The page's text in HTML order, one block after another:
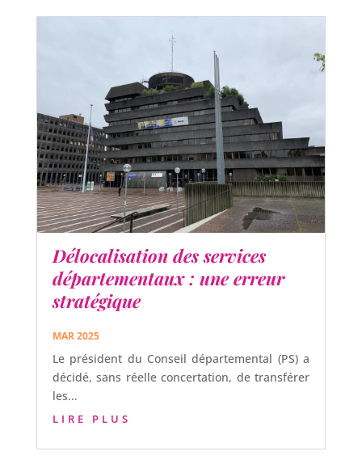
Délocalisation des services
départementaux : une erreur
stratégique
MAR 2025
Le président du Conseil départemental (PS) a
décidé, sans réelle concertation, de transférer
les...
LIRE PLUS